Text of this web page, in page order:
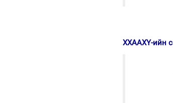
ХХААХҮ-ийн